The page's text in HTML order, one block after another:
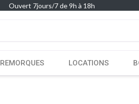
Ouvert 7jours/7 de 9h à 18h
REMORQUES LOCATIONS